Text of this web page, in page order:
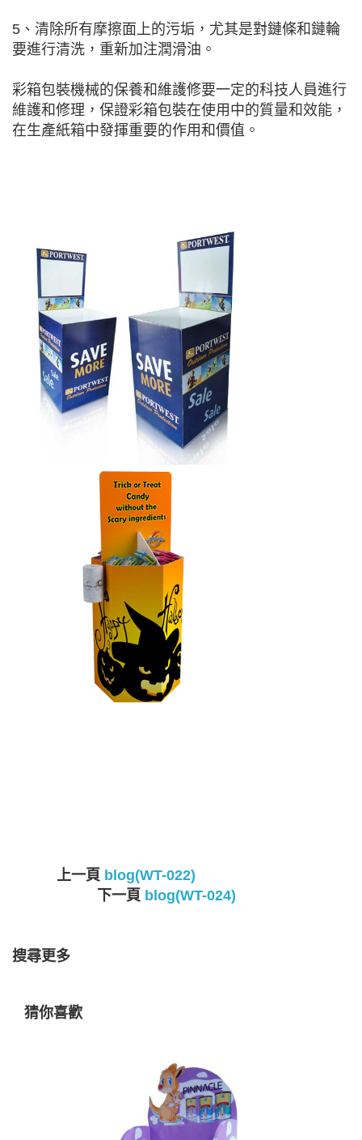
5、清除所有摩擦面上的污垢，尤其是對鏈條和鏈輪
要進行清洗，重新加注潤滑油。
彩箱包裝機械的保養和維護修要一定的科技人員進行
維護和修理，保證彩箱包裝在使用中的質量和效能，
在生產紙箱中發揮重要的作用和價值。
上一頁 blog(WT-022)
下一頁 blog(WT-024)
搜尋更多
猜你喜歡